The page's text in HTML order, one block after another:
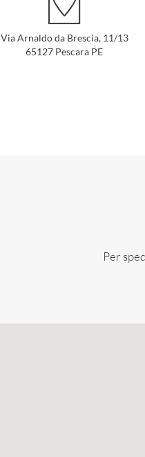
Via Arnaldo da Brescia, 11/13
65127 Pescara PE
Per